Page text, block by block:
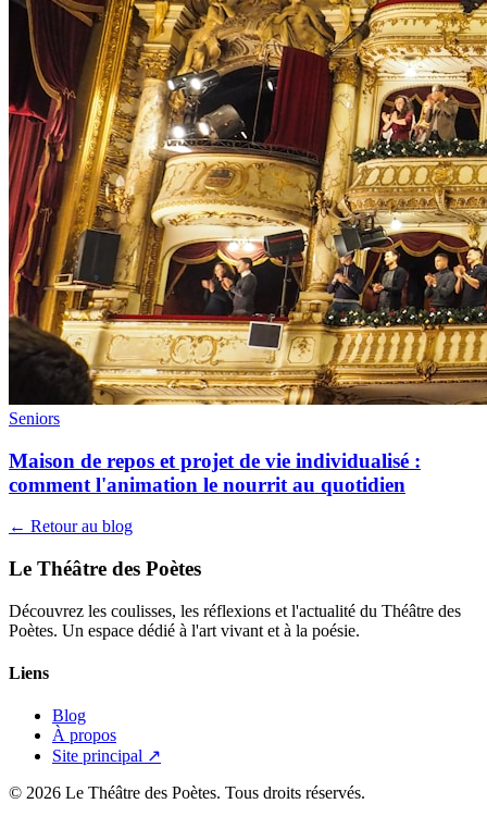
Seniors
Maison de repos et projet de vie individualisé :
comment l'animation le nourrit au quotidien
← Retour au blog
Le Théâtre des Poètes
Découvrez les coulisses, les réflexions et l'actualité du Théâtre des
Poètes. Un espace dédié à l'art vivant et à la poésie.
Liens
Blog
À propos
Site principal ↗
© 2026 Le Théâtre des Poètes. Tous droits réservés.